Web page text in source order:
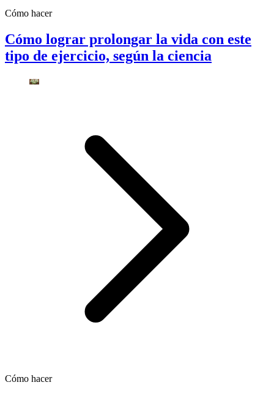
Cómo hacer
Cómo lograr prolongar la vida con este
tipo de ejercicio, según la ciencia
Cómo hacer